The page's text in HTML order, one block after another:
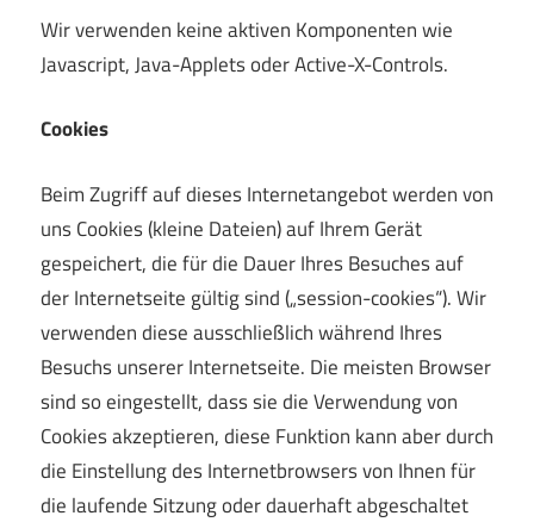
Wir verwenden keine aktiven Komponenten wie
Javascript, Java-Applets oder Active-X-Controls.
Cookies
Beim Zugriff auf dieses Internetangebot werden von
uns Cookies (kleine Dateien) auf Ihrem Gerät
gespeichert, die für die Dauer Ihres Besuches auf
der Internetseite gültig sind („session-cookies“). Wir
verwenden diese ausschließlich während Ihres
Besuchs unserer Internetseite. Die meisten Browser
sind so eingestellt, dass sie die Verwendung von
Cookies akzeptieren, diese Funktion kann aber durch
die Einstellung des Internetbrowsers von Ihnen für
die laufende Sitzung oder dauerhaft abgeschaltet